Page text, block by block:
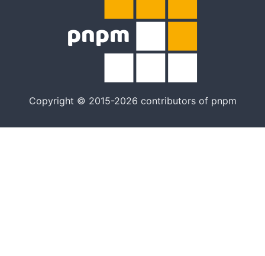
Copyright © 2015-2026 contributors of pnpm